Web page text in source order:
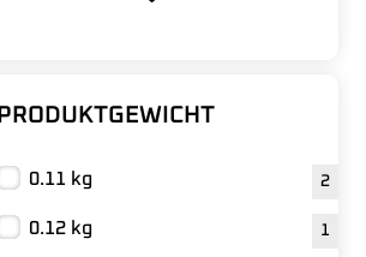
PRODUKTGEWICHT
0.11 kg 2
0.12 kg 1